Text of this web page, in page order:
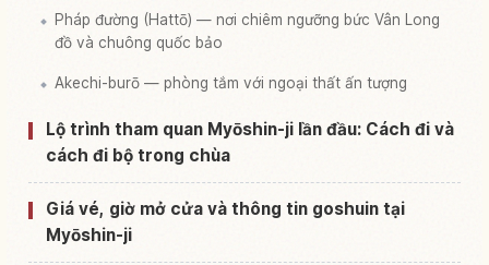
Pháp đường (Hattō) — nơi chiêm ngưỡng bức Vân Long
đồ và chuông quốc bảo
Akechi-burō — phòng tắm với ngoại thất ấn tượng
Lộ trình tham quan Myōshin-ji lần đầu: Cách đi và
cách đi bộ trong chùa
Giá vé, giờ mở cửa và thông tin goshuin tại
Myōshin-ji